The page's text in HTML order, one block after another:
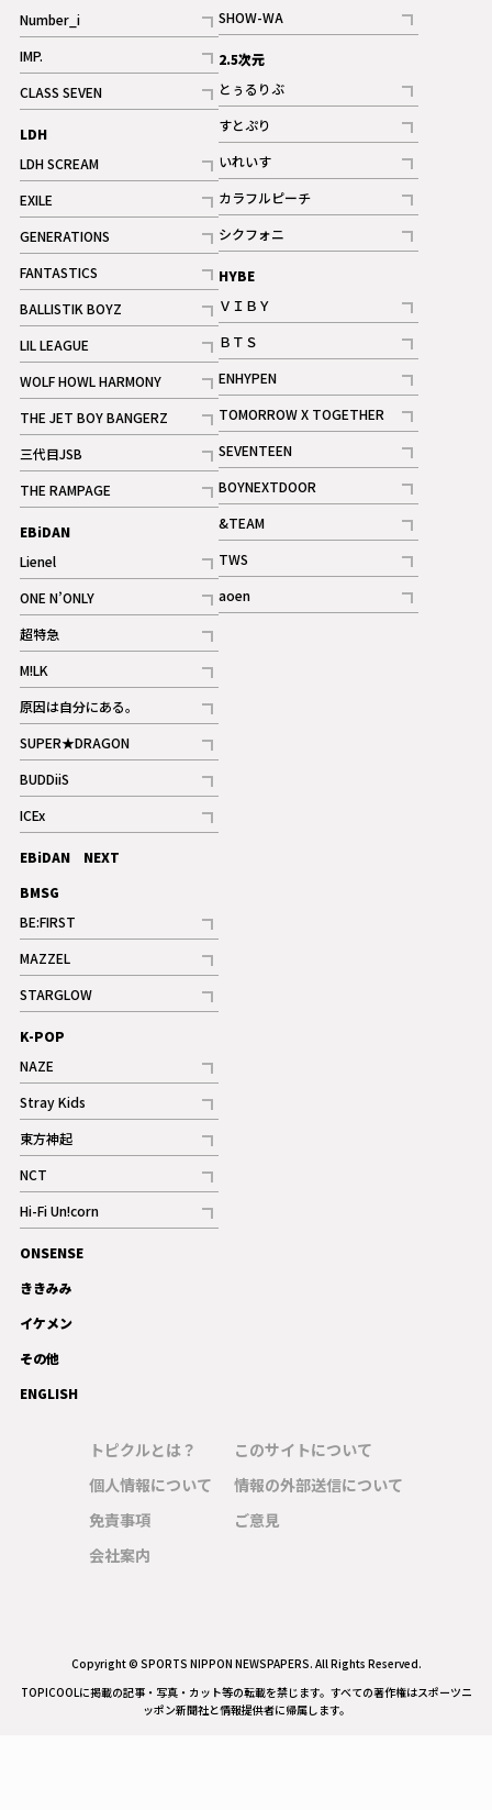
Number_i
記事
IMP.
記事
CLASS SEVEN
記事
LDH
LDH SCREAM
記事
EXILE
記事
GENERATIONS
記事
FANTASTICS
記事
BALLISTIK BOYZ
記事
LIL LEAGUE
記事
WOLF HOWL HARMONY
記事
THE JET BOY BANGERZ
記事
三代目JSB
記事
THE RAMPAGE
記事
ギャラリー
EBiDAN
Lienel
記事
ONE N’ONLY
記事
超特急
記事
M!LK
記事
原因は自分にある。
記事
SUPER★DRAGON
記事
BUDDiiS
記事
ICEx
記事
EBiDAN NEXT
BMSG
BE:FIRST
記事
ギャラリー
MAZZEL
記事
ギャラリー
STARGLOW
記事
記事
SHOW-WA
記事
2.5次元
とぅるりぶ
記事
すとぷり
記事
ギャラリー
いれいす
記事
ギャラリー
カラフルピーチ
記事
シクフォニ
記事
HYBE
ＶＩＢＹ
記事
ＢＴＳ
記事
ENHYPEN
記事
TOMORROW X TOGETHER
記事
ギャラリー
SEVENTEEN
記事
BOYNEXTDOOR
記事
&TEAM
記事
TWS
記事
aoen
記事
K-POP
NAZE
記事
Stray Kids
記事
東方神起
記事
NCT
記事
Hi-Fi Un!corn
記事
ギャラリー
ONSENSE
ききみみ
イケメン
その他
ENGLISH
トピクルとは？
個人情報について
免責事項
会社案内
このサイトについて
情報の外部送信について
ご意見
Copyright © SPORTS NIPPON NEWSPAPERS. All Rights Reserved.
TOPICOOLに掲載の記事・写真・カット等の転載を禁じます。すべての著作権はスポーツニ
ッポン新聞社と情報提供者に帰属します。